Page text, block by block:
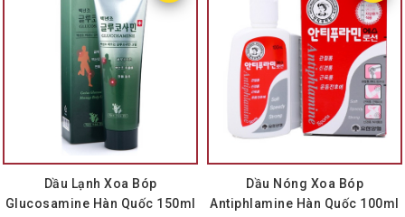
Dầu Lạnh Xoa Bóp
Glucosamine Hàn Quốc 150ml
Dầu Nóng Xoa Bóp
Antiphlamine Hàn Quốc 100ml